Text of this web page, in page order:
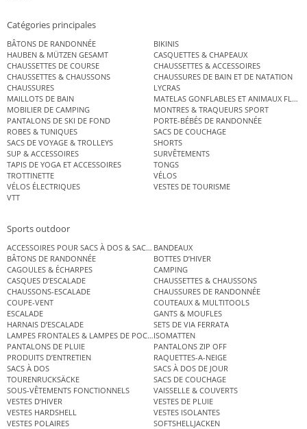
Catégories principales
BÂTONS DE RANDONNÉE
BIKINIS
HAUBEN & MÜTZEN GESAMT
CASQUETTES & CHAPEAUX
CHAUSSETTES DE COURSE
CHAUSSETTES & ACCESSOIRES
CHAUSSETTES & CHAUSSONS
CHAUSSURES DE BAIN ET DE NATATION
CHAUSSURES
LYCRAS
MAILLOTS DE BAIN
MATELAS GONFLABLES ET ANIMAUX
MOBILIER DE CAMPING
MONTRES & TRAQUEURS SPORT
PANTALONS DE SKI DE FOND
PORTE-BÉBÉS DE RANDONNÉE
ROBES & TUNIQUES
SACS DE COUCHAGE
SACS DE VOYAGE & TROLLEYS
SHORTS
SUP & ACCESSOIRES
SURVÊTEMENTS
TAPIS DE YOGA ET ACCESSOIRES
TONGS
TROTTINETTE
VÉLOS
VÉLOS ÉLECTRIQUES
VESTES DE TOURISME
VTT
Sports outdoor
ACCESSOIRES POUR SACS À DOS & SACS ÉTANCHES
BANDEAUX
BÂTONS DE RANDONNÉE
BOTTES D’HIVER
CAGOULES & ÉCHARPES
CAMPING
CASQUES D’ESCALADE
CHAUSSETTES & CHAUSSONS
CHAUSSONS-ESCALADE
CHAUSSURES DE RANDONNÉE
COUPE-VENT
COUTEAUX & MULTITOOLS
ESCALADE
GANTS & MOUFLES
HARNAIS D’ESCALADE
SETS DE VIA FERRATA
LAMPES FRONTALES & LAMPES DE POCHEISOMATTEN
PANTALONS DE PLUIE
PANTALONS ZIP OFF
PRODUITS D’ENTRETIEN
RAQUETTES-A-NEIGE
SACS À DOS
SACS À DOS DE JOUR
TOURENRUCKSÄCKE
SACS DE COUCHAGE
SOUS-VÊTEMENTS FONCTIONNELS
VAISSELLE & COUVERTS
VESTES D’HIVER
VESTES DE PLUIE
VESTES HARDSHELL
VESTES ISOLANTES
VESTES POLAIRES
SOFTSHELLJACKEN